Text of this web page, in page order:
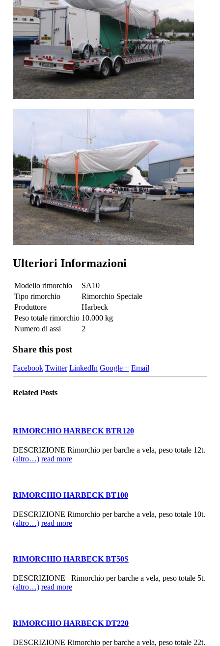
Ulteriori Informazioni
Modello rimorchio
SA10
Tipo rimorchio
Rimorchio Speciale
Produttore
Harbeck
Peso totale rimorchio 10.000 kg
Numero di assi
2
Share this post
Facebook Twitter LinkedIn Google + Email
Related Posts
RIMORCHIO HARBECK BTR120
DESCRIZIONE Rimorchio per barche a vela, peso totale 12t.
(altro…) read more
RIMORCHIO HARBECK BT100
DESCRIZIONE Rimorchio per barche a vela, peso totale 10t.
(altro…) read more
RIMORCHIO HARBECK BT50S
DESCRIZIONE Rimorchio per barche a vela, peso totale 5t.
(altro…) read more
RIMORCHIO HARBECK DT220
DESCRIZIONE Rimorchio per barche a vela, peso totale 22t.